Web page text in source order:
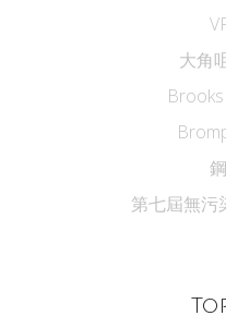
大角
第七屆無污